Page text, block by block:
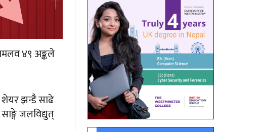
४९ अङ्कले
झन्डै साढे
जलविद्युत्